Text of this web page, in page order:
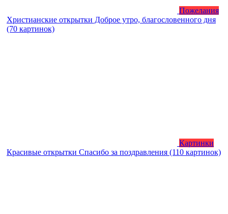
Пожелания
Христианские открытки Доброе утро, благословенного дня
(70 картинок)
Картинки
Красивые открытки Спасибо за поздравления (110 картинок)